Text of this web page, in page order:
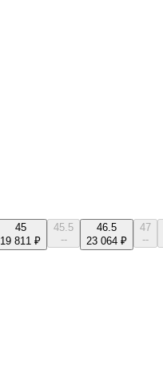
45
19 811 ₽
45.5
--
46.5
23 064 ₽
47
--